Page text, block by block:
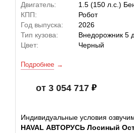
Двигатель:
1.5 (150 л.с.)
КПП:
Робот
Год выпуска:
2026
Тип кузова:
Внедорожник 5
Цвет:
Черный
Подробнее
от 3 054 717
Индивидуальные условия
HAVAL АВТОРУСЬ Лосиный